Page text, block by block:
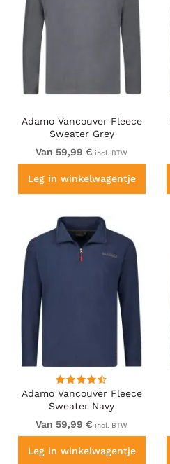
Adamo Vancouver Fleece
Sweater Grey
Van 59,99 € incl. BTW
Leg in winkelwagentje
Adamo Vancouver Fleece
Sweater Navy
Van 59,99 € incl. BTW
Leg in winkelwagentje